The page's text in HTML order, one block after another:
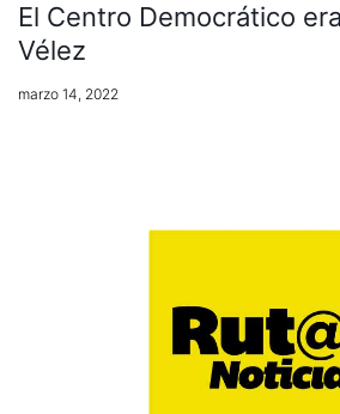
El Centro Democrático
Vélez
marzo 14, 2022